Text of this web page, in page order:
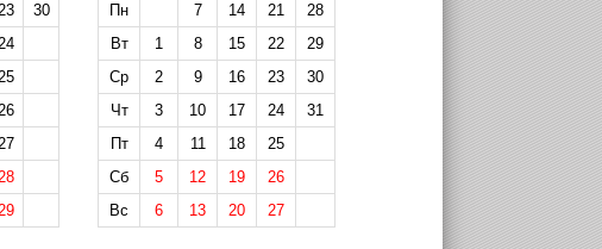
30
Пн
7 14 21
28
Вт
1 8 15 22
29
Ср
2 9 16 23
30
Чт
3 10 17 24
31
Пт
4 11 18
25
Сб
5 12 19
26
Вс
6 13 20 27